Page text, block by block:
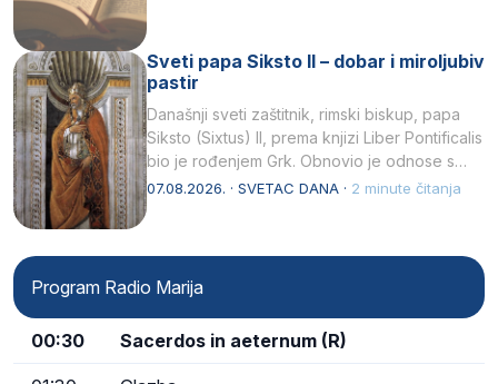
Sveti papa Siksto II – dobar i miroljubiv
pastir
Današnji sveti zaštitnik, rimski biskup, papa
Siksto (Sixtus) II, prema knjizi Liber Pontificalis
bio je rođenjem Grk. Obnovio je odnose s
afričkim…
07.08.2026. · SVETAC DANA · 2 minute čitanja
Program Radio Marija
00:30 Sacerdos in aeternum (R)